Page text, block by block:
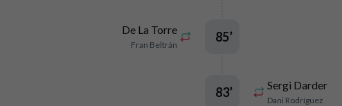
De La Torre
Fran Beltrán
85’
Sergi Darder
Dani Rodríguez
83’